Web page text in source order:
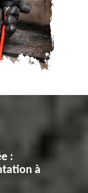
:
à